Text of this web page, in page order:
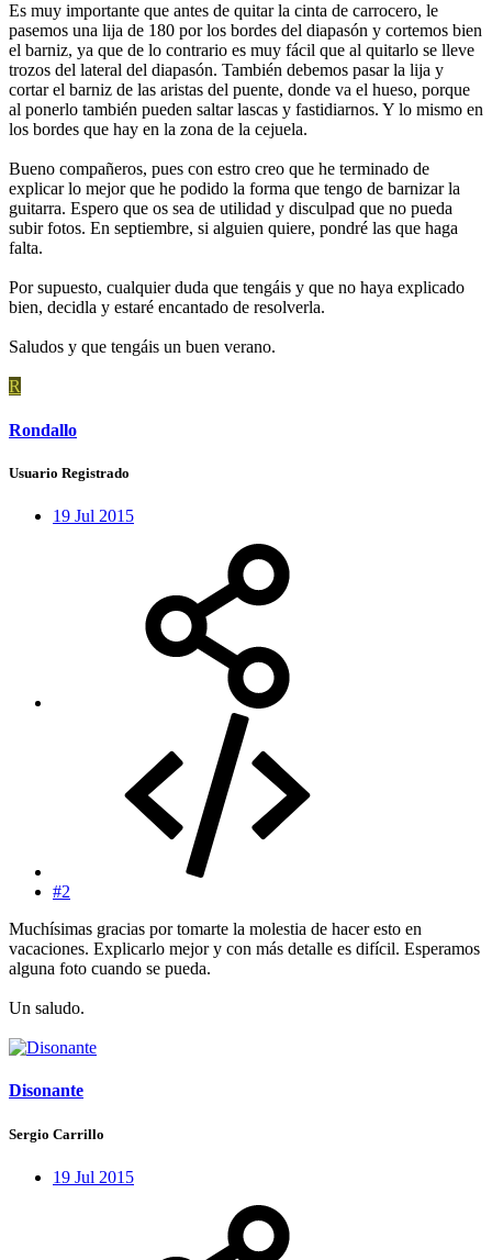
Es muy importante que antes de quitar la cinta de carrocero, le
pasemos una lija de 180 por los bordes del diapasón y cortemos bien
el barniz, ya que de lo contrario es muy fácil que al quitarlo se lleve
trozos del lateral del diapasón. También debemos pasar la lija y
cortar el barniz de las aristas del puente, donde va el hueso, porque
al ponerlo también pueden saltar lascas y fastidiarnos. Y lo mismo en
los bordes que hay en la zona de la cejuela.
Bueno compañeros, pues con estro creo que he terminado de
explicar lo mejor que he podido la forma que tengo de barnizar la
guitarra. Espero que os sea de utilidad y disculpad que no pueda
subir fotos. En septiembre, si alguien quiere, pondré las que haga
falta.
Por supuesto, cualquier duda que tengáis y que no haya explicado
bien, decidla y estaré encantado de resolverla.
Saludos y que tengáis un buen verano.
R
Rondallo
Usuario Registrado
19 Jul 2015
#2
Muchísimas gracias por tomarte la molestia de hacer esto en
vacaciones. Explicarlo mejor y con más detalle es difícil. Esperamos
alguna foto cuando se pueda.
Un saludo.
Disonante
Sergio Carrillo
19 Jul 2015